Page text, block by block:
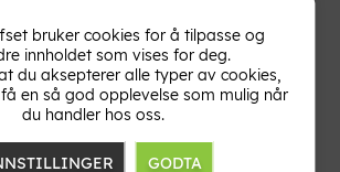
OK
bruker cookies for å tilpasse og
innholdet som vises for deg.
du aksepterer alle typer av cookies,
en så god opplevelse som mulig når
du handler hos oss.
GODTA